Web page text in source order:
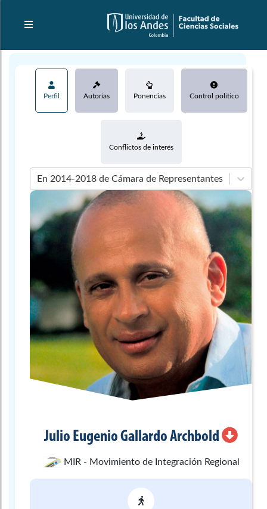
Perfil Autorías Ponencias Control político
Conflictos de interés
En 2014-2018 de Cámara de Representantes
Julio EugenioGallardo Archbold
MIR - Movimiento de Integración Regional